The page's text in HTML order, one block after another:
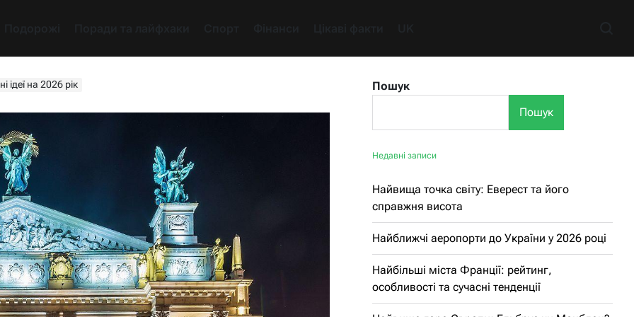
ідеї на 2026 рік
Пошук
Пошук
Недавні записи
Найвища точка світу: Еверест та його
справжня висота
Найближчі аеропорти до України у 2026 році
Найбільші міста Франції: рейтинг,
особливості та сучасні тенденції